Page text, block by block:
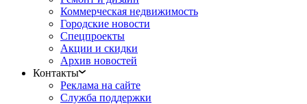
Коммерческая недвижимость
Городские новости
Спецпроекты
Акции и скидки
Архив новостей
Контакты
Реклама на сайте
Служба поддержки